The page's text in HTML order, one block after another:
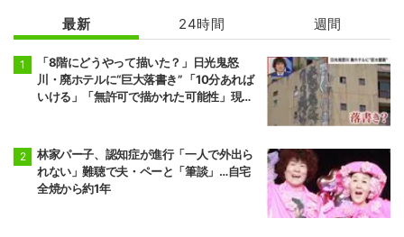
最新 24時間 週間
「8階にどうやって描いた？」日光鬼怒
川・廃ホテルに“巨大落書き” 「10分あれば
いける」「無許可で描かれた可能性」現役
林家パー子、認知症が進行「一人で外出ら
れない」難聴で夫・ペーと「筆談」…自宅
全焼から約1年